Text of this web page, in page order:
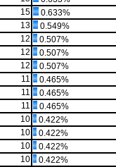
15
0.633%
13
0.549%
12
0.507%
12
0.507%
12
0.507%
11
0.465%
11
0.465%
11
0.465%
10
0.422%
10
0.422%
10
0.422%
10
0.422%